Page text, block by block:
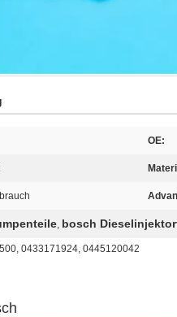
OE:
, bosch
0433171924, 0445120042